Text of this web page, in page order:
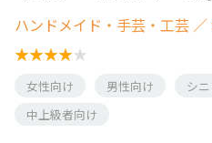
ハンドメイド・手芸・工芸
女性向け 男性向け シ
中上級者向け